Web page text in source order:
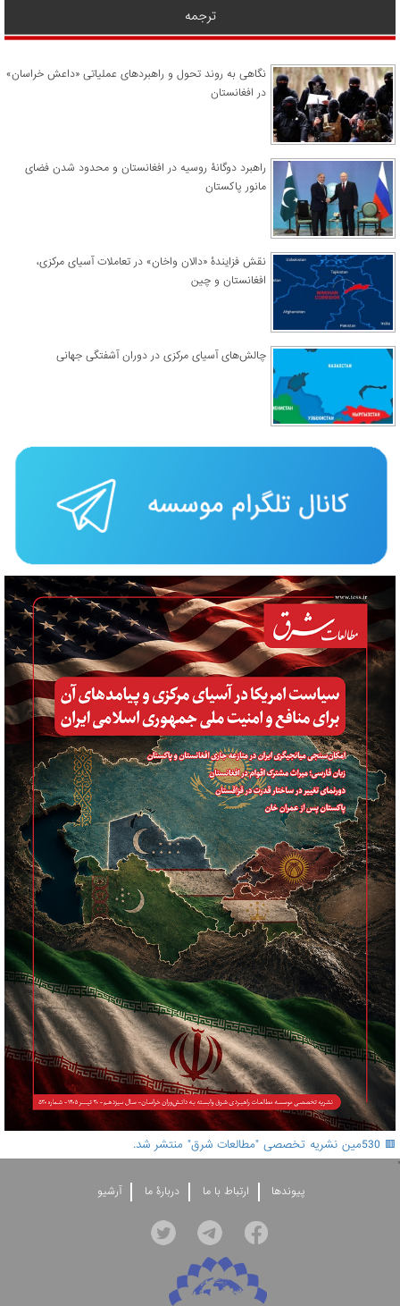
ترجمه
نگاهی به روند تحول و راهبردهای عملیاتی «داعش خراسان»
در افغانستان
راهبرد دوگانۀ روسیه در افغانستان و محدود شدن فضای
مانور پاکستان
نقش فزایندۀ «دالان واخان» در تعاملات آسیای مرکزی،
افغانستان و چین
چالش‌های آسیای مرکزی در دوران آشفتگی جهانی
🟥 530مین نشریه تخصصی "مطالعات شرق" منتشر شد.
'
پيوندها ارتباط با ما دربارۀ ما آرشيو